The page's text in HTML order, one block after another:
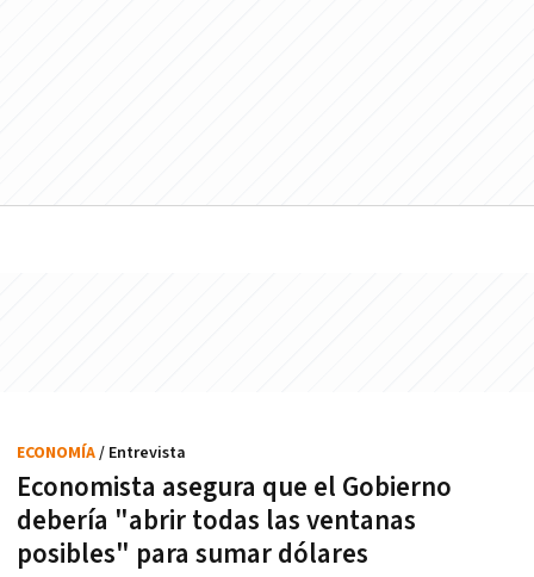
Economista asegura que el Gobierno
debería "abrir todas las ventanas
posibles" para sumar dólares
ECONOMÍA/ Entrevista